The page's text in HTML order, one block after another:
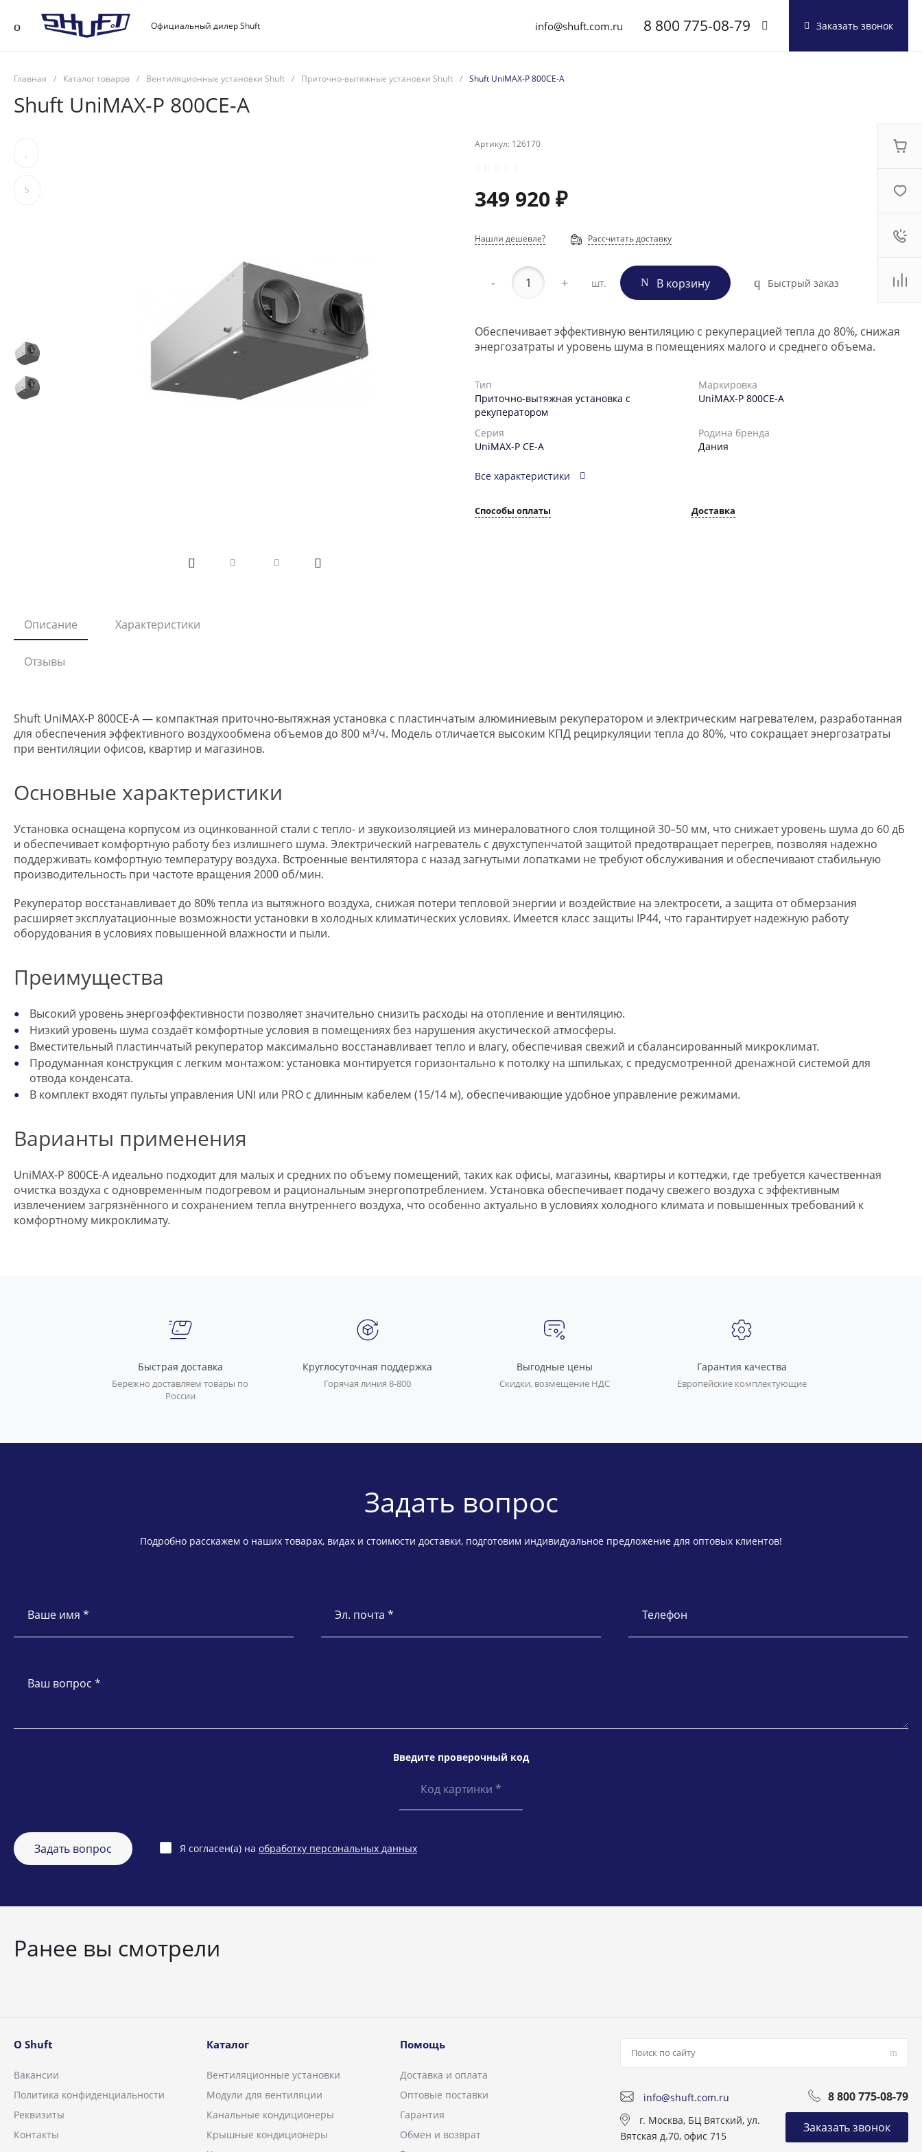
Официальный дилер Shuft info@shuft.com.ru 8 800 775-08-79 Заказать звонок
Главная / Каталог товаров / Вентиляционные установки Shuft / Приточно-вытяжные установки Shuft / Shuft UniMAX-P 800CE-A
Shuft UniMAX-P 800CE-A
Артикул: 126170
349 920 ₽
Нашли дешевле? Рассчитать доставку
- + шт. В корзину Быстрый заказ
Обеспечивает эффективную вентиляцию с рекуперацией тепла до 80%, снижая
энергозатраты и уровень шума в помещениях малого и среднего объема.
Тип
Приточно-вытяжная установка с
рекуператором
Маркировка
UniMAX-P 800CE-A
Серия
UniMAX-P CE-A
Родина бренда
Дания
Все характеристики
Способы оплаты Доставка
Описание Характеристики
Отзывы
Shuft UniMAX-P 800CE-A — компактная приточно-вытяжная установка с пластинчатым алюминиевым рекуператором и электрическим нагревателем, разработанная
для обеспечения эффективного воздухообмена объемов до 800 м³/ч. Модель отличается высоким КПД рециркуляции тепла до 80%, что сокращает энергозатраты
при вентиляции офисов, квартир и магазинов.
Основные характеристики
Установка оснащена корпусом из оцинкованной стали с тепло- и звукоизоляцией из минераловатного слоя толщиной 30–50 мм, что снижает уровень шума до 60 дБ
и обеспечивает комфортную работу без излишнего шума. Электрический нагреватель с двухступенчатой защитой предотвращает перегрев, позволяя надежно
поддерживать комфортную температуру воздуха. Встроенные вентилятора с назад загнутыми лопатками не требуют обслуживания и обеспечивают стабильную
производительность при частоте вращения 2000 об/мин.
Рекуператор восстанавливает до 80% тепла из вытяжного воздуха, снижая потери тепловой энергии и воздействие на электросети, а защита от обмерзания
расширяет эксплуатационные возможности установки в холодных климатических условиях. Имеется класс защиты IP44, что гарантирует надежную работу
оборудования в условиях повышенной влажности и пыли.
Преимущества
Высокий уровень энергоэффективности позволяет значительно снизить расходы на отопление и вентиляцию.
Низкий уровень шума создаёт комфортные условия в помещениях без нарушения акустической атмосферы.
Вместительный пластинчатый рекуператор максимально восстанавливает тепло и влагу, обеспечивая свежий и сбалансированный микроклимат.
Продуманная конструкция с легким монтажом: установка монтируется горизонтально к потолку на шпильках, с предусмотренной дренажной системой для
отвода конденсата.
В комплект входят пульты управления UNI или PRO с длинным кабелем (15/14 м), обеспечивающие удобное управление режимами.
Варианты применения
UniMAX-P 800CE-A идеально подходит для малых и средних по объему помещений, таких как офисы, магазины, квартиры и коттеджи, где требуется качественная
очистка воздуха с одновременным подогревом и рациональным энергопотреблением. Установка обеспечивает подачу свежего воздуха с эффективным
извлечением загрязнённого и сохранением тепла внутреннего воздуха, что особенно актуально в условиях холодного климата и повышенных требований к
комфортному микроклимату.
Быстрая доставка
Бережно доставляем товары по
России
Круглосуточная поддержка
Горячая линия 8-800
Выгодные цены
Скидки, возмещение НДС
Гарантия качества
Европейские комплектующие
Задать вопрос
Подробно расскажем о наших товарах, видах и стоимости доставки, подготовим индивидуальное предложение для оптовых клиентов!
Ваше имя * Эл. почта * Телефон
Ваш вопрос *
Введите проверочный код
Задать вопрос Я согласен(а) на обработку персональных данных
Ранее вы смотрели
О Shuft
Вакансии
Политика конфиденциальности
Реквизиты
Контакты
Каталог
Вентиляционные установки
Модули для вентиляции
Канальные кондиционеры
Крышные кондиционеры
Помощь
Доставка и оплата
Оптовые поставки
Гарантия
Обмен и возврат
info@shuft.com.ru 8 800 775-08-79
г. Москва, БЦ Вятский, ул.
Вятская д.70, офис 715
Заказать звонок